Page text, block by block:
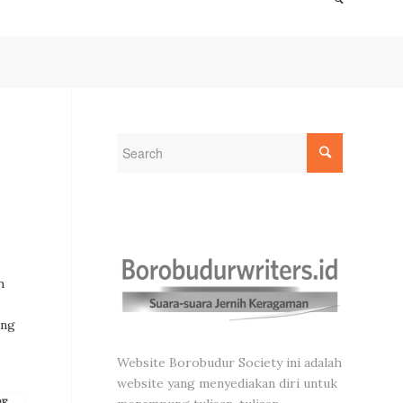
Website Borobudur Society ini adalah
website yang menyediakan diri untuk